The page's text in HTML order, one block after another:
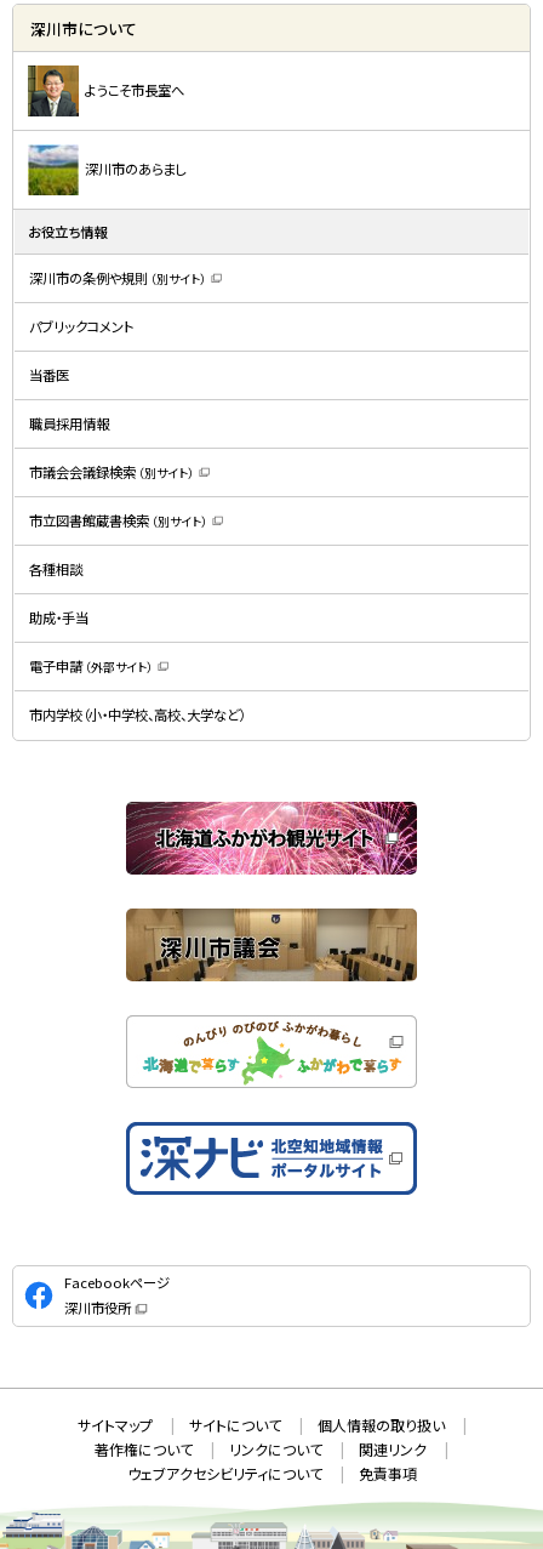
サ
イ
ド
・
メ
ニ
ュ
ー
深川市について
ようこそ市長室へ
深川市のあらまし
お役立ち情報
深川市の条例や規則 （別サイト）
新
ン
で
す
）
パブリックコメント
当番医
職員採用情報
市議会会議録検索 （別サイト）
新
規
ウ
ン
で
す
市立図書館蔵書検索 （別サイト）
新
ン
で
す
）
各種相談
助成・手当
電子申請 （外部サイト）
新
規
ウ
ン
開
き
ま
す
）
市内学校（小・中学校、高校、大学など）
公
式
S
Facebookページ
深川市役所
（
ン
で
開
き
ま
す
メ
ニ報
サイトマップ サイトについて
個人情報の取り扱い
著作権について
リンクについて
関連リンク
ウェブアクセシビリティについて
免責事項